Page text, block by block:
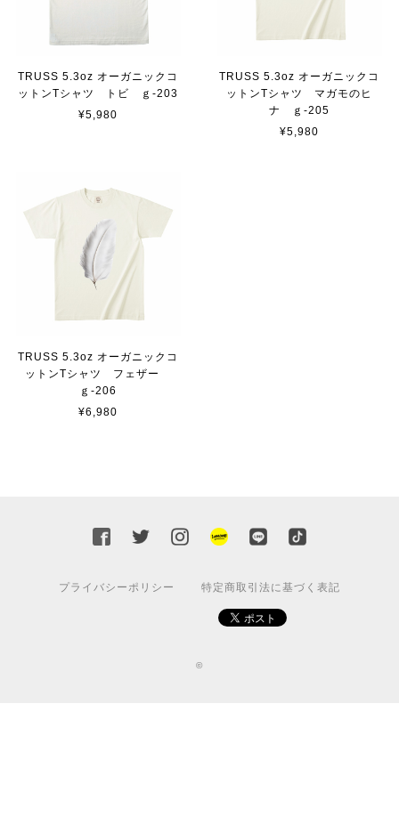
TRUSS 5.3oz オーガニックコ
ットンTシャツ トビ ｇ-203
¥5,980
TRUSS 5.3oz オーガニックコ
ットンTシャツ マガモのヒ
ナ ｇ-205
¥5,980
TRUSS 5.3oz オーガニックコ
ットンTシャツ フェザー
ｇ-206
¥6,980
プライバシーポリシー 特定商取引法に基づく表記
©